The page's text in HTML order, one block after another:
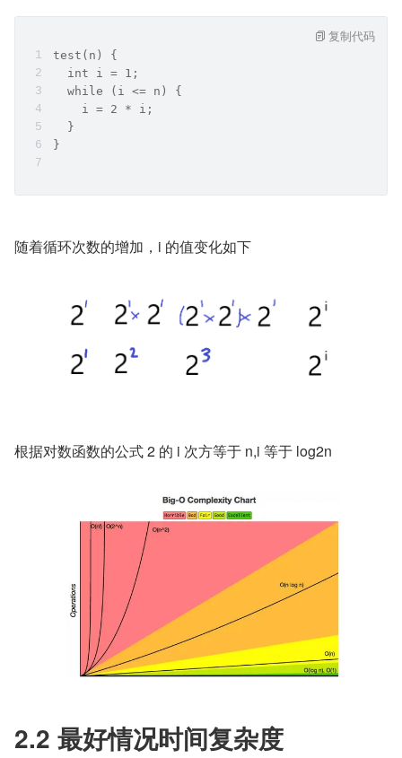
test(n) {
  int i = 1;
  while (i <= n) {
    i = 2 * i;
  }
}
复制代码
随着循环次数的增加，i 的值变化如下
根据对数函数的公式 2 的 i 次方等于 n,i 等于 log2n
2.2 最好情况时间复杂度